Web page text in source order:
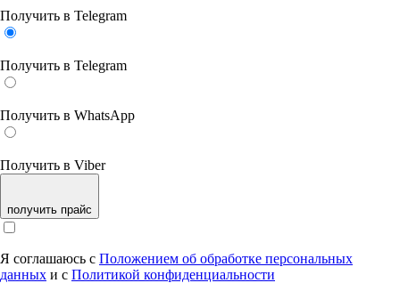
Получить в Telegram
Получить в Telegram
Получить в WhatsApp
Получить в Viber
получить прайс
Я соглашаюсь с Положением об обработке персональных
данных и с Политикой конфиденциальности